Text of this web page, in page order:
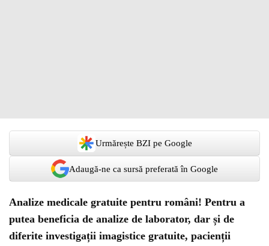
Urmărește BZI pe Google
Adaugă-ne ca sursă preferată în Google
Analize medicale gratuite pentru români! Pentru a
putea beneficia de analize de laborator, dar și de
diferite investigații imagistice gratuite, pacienții